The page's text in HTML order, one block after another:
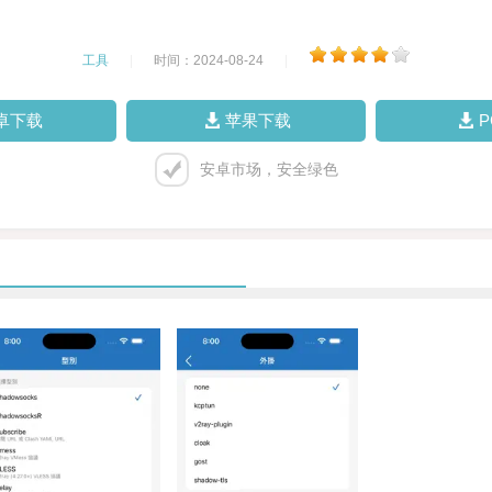
工具 时间：2024-08-24
下载 苹果下载
安卓市场，安全绿色